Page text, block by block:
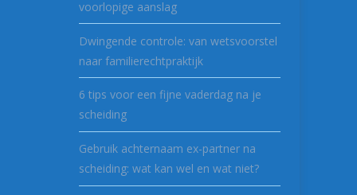
voorlopige aanslag
Dwingende controle: van wetsvoorstel
naar familierechtpraktijk
6 tips voor een fijne vaderdag na je
scheiding
Gebruik achternaam ex-partner na
scheiding: wat kan wel en wat niet?